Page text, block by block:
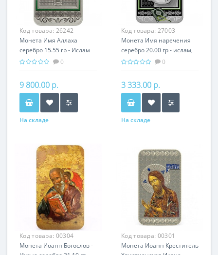
Код товара: 26242
Монета Имя Аллаха
серебро 15.55 гр - Ислам
99 имен
0
9 800.00 р.
На складе
Код товара: 27003
Монета Имя наречения
серебро 20.00 гр - ислам,
рождение ребенка
0
3 333.00 р.
На складе
Код товара: 00304
Монета Иоанн Богослов -
Код товара: 00301
Монета Иоанн Креститель